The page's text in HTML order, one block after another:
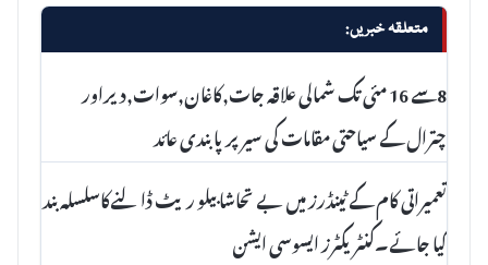
متعلقہ خبریں:
8سے 16 مئی تک شمالی علاقہ جات,کاغان,سوات,دیراور
چترال کے سیاحتی مقامات کی سیر پرپابندی عائد
تعمیراتی کام کے ٹینڈرز میں بے تحاشا بیلو ریٹ ڈالنےکاسلسلہ بند
کیا جائے۔کنٹریکٹرز ایسوسی ایشن